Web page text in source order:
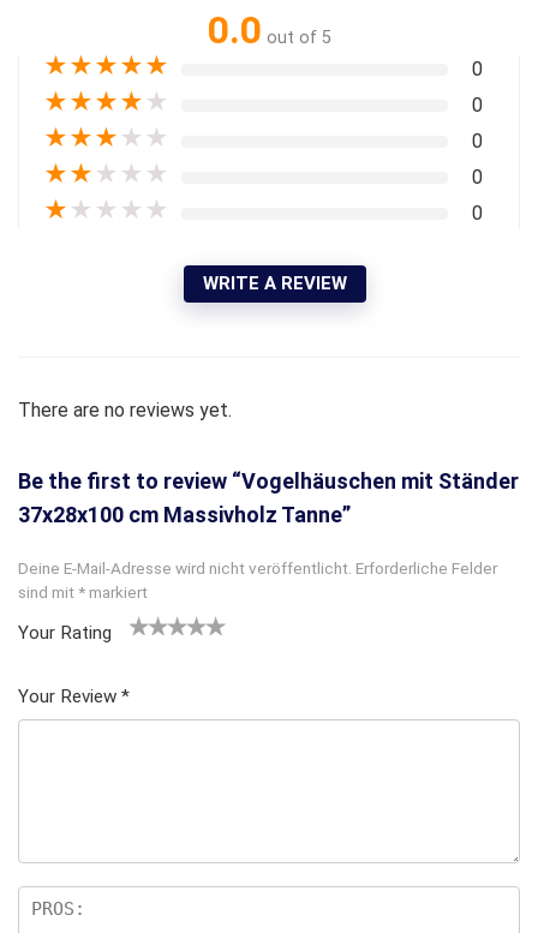
0.0 out of 5
★★★★★ 0
★★★★ ★ 0
★★★ ★ ★ 0
★★ ★ ★ ★ 0
★ ★ ★ ★ ★ 0
WRITE A REVIEW
There are no reviews yet.
Be the first to review “Vogelhäuschen mit Ständer
37x28x100 cm Massivholz Tanne”
Deine E-Mail-Adresse wird nicht veröffentlicht. Erforderliche Felder
sind mit * markiert
Your Rating
o
rn
5 St
nen
n
Your Review *